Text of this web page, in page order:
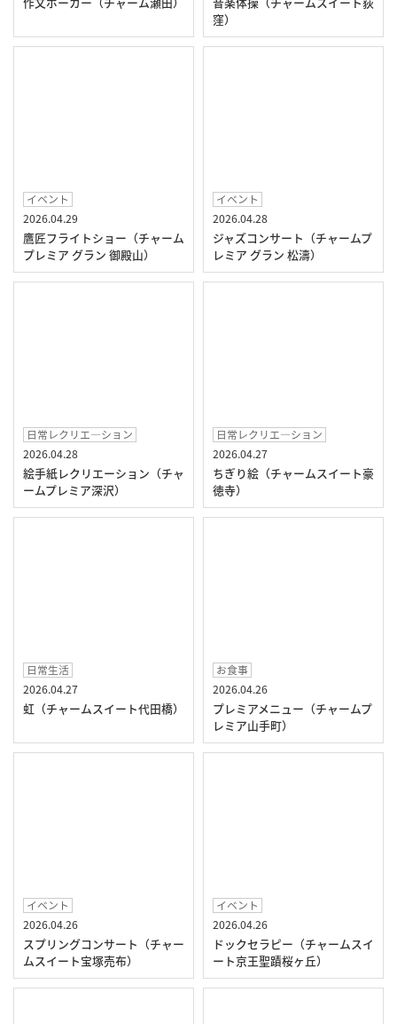
窪）
イベント
2026.04.29
鷹匠フライトショー（チャーム
プレミア グラン 御殿山）
イベント
2026.04.28
ジャズコンサート（チャームプ
レミア グラン 松濤）
日常レクリエ―ション
2026.04.28
絵手紙レクリエーション（チャ
ームプレミア深沢）
日常レクリエ―ション
2026.04.27
ちぎり絵（チャームスイート豪
徳寺）
日常生活
2026.04.27
虹（チャームスイート代田橋）
お食事
2026.04.26
プレミアメニュー（チャームプ
レミア山手町）
イベント
2026.04.26
スプリングコンサート（チャー
ムスイート宝塚売布）
イベント
2026.04.26
ドックセラピー（チャームスイ
ート京王聖蹟桜ヶ丘）